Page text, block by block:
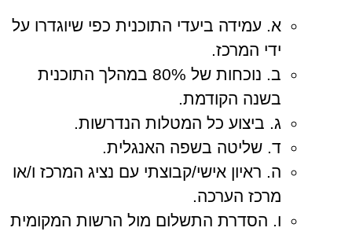
א. עמידה ביעדי התוכנית כפי שיוגדרו על
ידי המרכז.
ב. נוכחות של 80% במהלך התוכנית
בשנה הקודמת.
ג. ביצוע כל המטלות הנדרשות.
ד. שליטה בשפה האנגלית.
ה. ראיון אישי/קבוצתי עם נציג המרכז ו/או
מרכז הערכה.
ו. הסדרת התשלום מול הרשות המקומית